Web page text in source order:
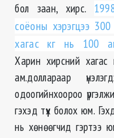
бол заан, хирс.
соёоны хэрэгцээ
хагас кг нь 100
Харин хирсний
ам.доллараар
одоогийнхоороо
гэхэд түүх болох юм.
нь хөнөөгчид гэртээ